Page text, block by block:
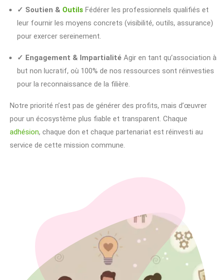
✓ Soutien & Outils Fédérer les professionnels qualifiés et
leur fournir les moyens concrets (visibilité, outils, assurance)
pour exercer sereinement.
✓ Engagement & Impartialité Agir en tant qu’association à
but non lucratif, où 100% de nos ressources sont réinvesties
pour la reconnaissance de la filière.
Notre priorité n’est pas de générer des profits, mais d’œuvrer
pour un écosystème plus fiable et transparent. Chaque
adhésion, chaque don et chaque partenariat est réinvesti au
service de cette mission commune.